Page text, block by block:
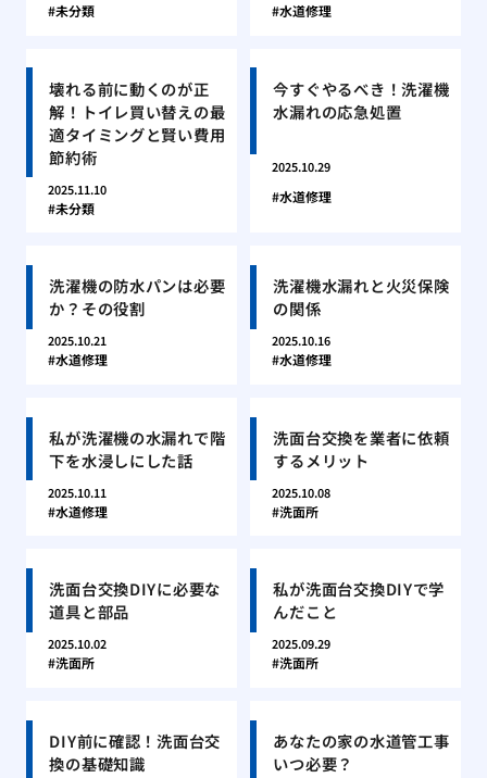
未分類 水道修理
壊れる前に動くのが正
解！トイレ買い替えの最
適タイミングと賢い費用
節約術
2025.11.10
未分類
今すぐやるべき！洗濯機
水漏れの応急処置
2025.10.29
水道修理
洗濯機の防水パンは必要
か？その役割
2025.10.21
水道修理
洗濯機水漏れと火災保険
の関係
2025.10.16
水道修理
私が洗濯機の水漏れで階
下を水浸しにした話
2025.10.11
水道修理
洗面台交換を業者に依頼
するメリット
2025.10.08
洗面所
洗面台交換DIYに必要な
道具と部品
2025.10.02
洗面所
私が洗面台交換DIYで学
んだこと
2025.09.29
洗面所
DIY前に確認！洗面台交
換の基礎知識
あなたの家の水道管工事
いつ必要？